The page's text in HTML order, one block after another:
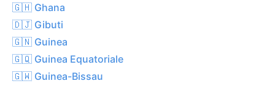
🇬🇭 Ghana
🇩🇯 Gibuti
🇬🇳 Guinea
🇬🇶 Guinea Equatoriale
🇬🇼 Guinea-Bissau